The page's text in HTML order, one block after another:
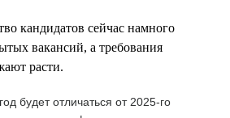
кандидатов сейчас намного
вакансий, а требования
расти.
будет отличаться от 2025-го